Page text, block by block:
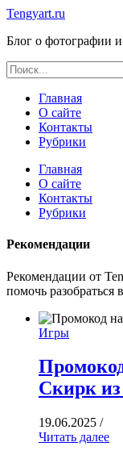
Tengyart.ru
Блог о фотографии и
Главная
О сайте
Контакты
Рубрики
Главная
О сайте
Контакты
Рубрики
Рекомендации
Рекомендации от
помочь разобраться
Игры
Скирк
19.06.2025 /
Читать далее